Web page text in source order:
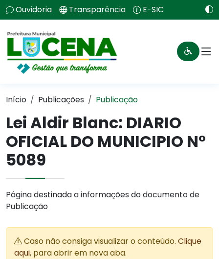
Ouvidoria Transparência E-SIC
Início Publicações Publicação
Lei Aldir Blanc: DIARIO
OFICIAL DO MUNICIPIO N°
5089
Página destinada a informações do documento de
Publicação
Caso não consiga visualizar o conteúdo. Clique
aqui, para abrir em nova aba.